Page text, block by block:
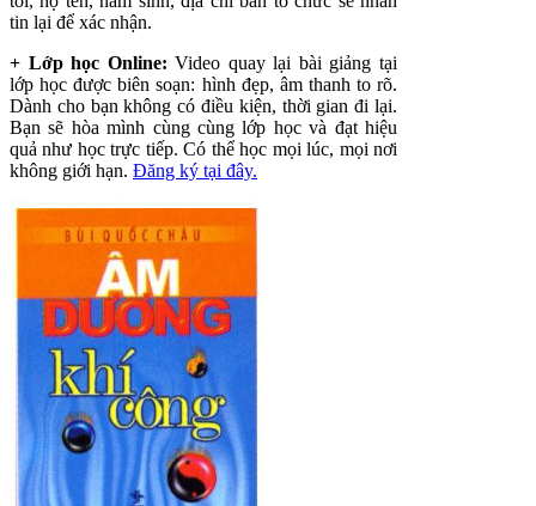
tin lại để xác nhận.
+ Lớp học Online: Video quay lại bài giảng tại
lớp học được biên soạn: hình đẹp, âm thanh to rõ.
Dành cho bạn không có điều kiện, thời gian đi lại.
Bạn sẽ hòa mình cùng cùng lớp học và đạt hiệu
quả như học trực tiếp. Có thể học mọi lúc, mọi nơi
không giới hạn. Đăng ký tại đây.